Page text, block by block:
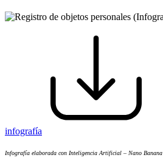
infografía
Infografía elaborada con Inteligencia Artificial – Nano Banana